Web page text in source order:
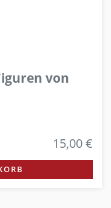
von
15,00 €